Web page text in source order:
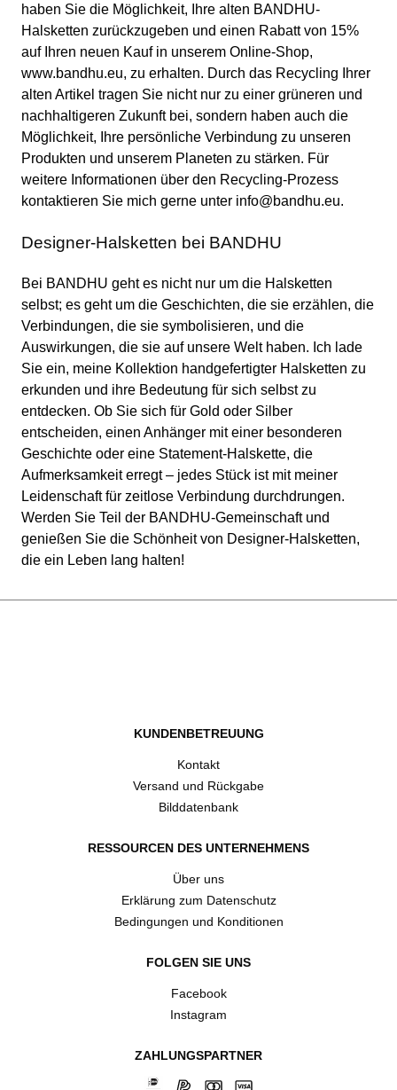
haben Sie die Möglichkeit, Ihre alten BANDHU-
Halsketten zurückzugeben und einen Rabatt von 15%
auf Ihren neuen Kauf in unserem Online-Shop,
www.bandhu.eu, zu erhalten. Durch das Recycling Ihrer
alten Artikel tragen Sie nicht nur zu einer grüneren und
nachhaltigeren Zukunft bei, sondern haben auch die
Möglichkeit, Ihre persönliche Verbindung zu unseren
Produkten und unserem Planeten zu stärken. Für
weitere Informationen über den Recycling-Prozess
kontaktieren Sie mich gerne unter info@bandhu.eu.
Designer-Halsketten bei BANDHU
Bei BANDHU geht es nicht nur um die Halsketten
selbst; es geht um die Geschichten, die sie erzählen, die
Verbindungen, die sie symbolisieren, und die
Auswirkungen, die sie auf unsere Welt haben. Ich lade
Sie ein, meine Kollektion handgefertigter Halsketten zu
erkunden und ihre Bedeutung für sich selbst zu
entdecken. Ob Sie sich für Gold oder Silber
entscheiden, einen Anhänger mit einer besonderen
Geschichte oder eine Statement-Halskette, die
Aufmerksamkeit erregt – jedes Stück ist mit meiner
Leidenschaft für zeitlose Verbindung durchdrungen.
Werden Sie Teil der BANDHU-Gemeinschaft und
genießen Sie die Schönheit von Designer-Halsketten,
die ein Leben lang halten!
KUNDENBETREUUNG
Kontakt
Versand und Rückgabe
Bilddatenbank
RESSOURCEN DES UNTERNEHMENS
Über uns
Erklärung zum Datenschutz
Bedingungen und Konditionen
FOLGEN SIE UNS
Facebook
Instagram
ZAHLUNGSPARTNER